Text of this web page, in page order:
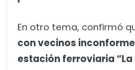
En otro tema, confirmó
con vecinos
estación ferroviaria